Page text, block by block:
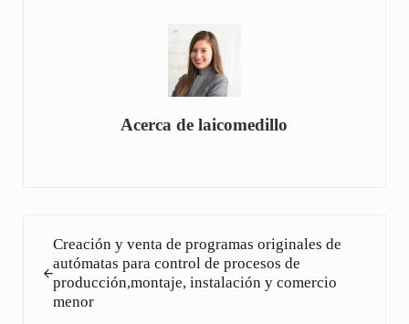
Acerca delaicomedillo
Creación y venta de programas originales de
autómatas para control de procesos de
producción,montaje, instalación y comercio
menor